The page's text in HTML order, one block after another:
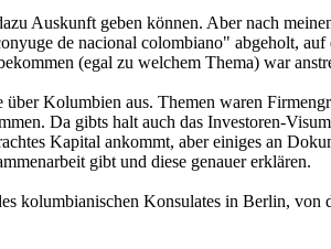
Auskunft geben können. Aber nach
de nacional colombiano" abgeholt,
(egal zu welchem Thema) war
Kolumbien aus. Themen waren
Da gibts halt auch das Investoren-
Kapital ankommt, aber einiges an
gibt und diese genauer erklären.
kolumbianischen Konsulates in Berlin, von